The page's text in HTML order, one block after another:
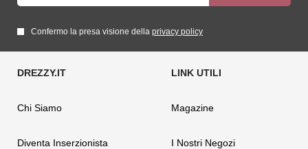
Confermo la presa visione della privacy policy
Chi Siamo
Diventa Inserzionista
Magazine
I Nostri Negozi